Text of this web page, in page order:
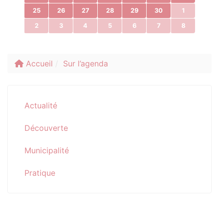
25 26 27 28 29 30 1
2 3 4 5 6 7 8
Accueil Sur l’agenda
Actualité
Découverte
Municipalité
Pratique